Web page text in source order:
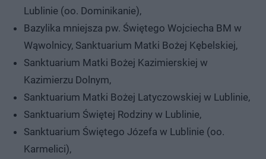
Lublinie (oo. Dominikanie),
Bazylika mniejsza pw. Świętego Wojciecha BM w
Wąwolnicy, Sanktuarium Matki Bożej Kębelskiej,
Sanktuarium Matki Bożej Kazimierskiej w
Kazimierzu Dolnym,
Sanktuarium Matki Bożej Latyczowskiej w Lublinie,
Sanktuarium Świętej Rodziny w Lublinie,
Sanktuarium Świętego Józefa w Lublinie (oo.
Karmelici),